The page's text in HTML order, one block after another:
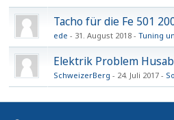
Tacho für die Fe 501
ede 31. August 2018 Tuning
Elektrik Problem
SchweizerBerg 24. Juli 2017